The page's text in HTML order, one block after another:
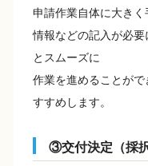
申請作業自体に大き
情報などの記入が必要
とスムーズに
作業を進めることが
すすめします。
③交付決定（採